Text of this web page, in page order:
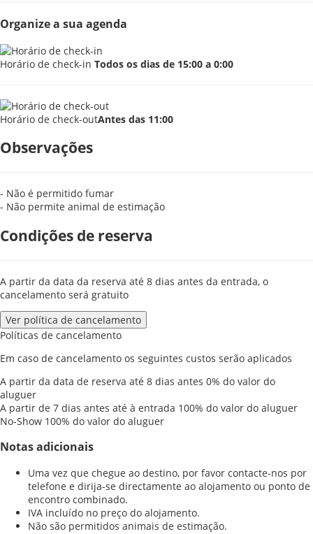
Organize a sua agenda
Horário de check-in Todos os dias de 15:00 a 0:00
Horário de check-outAntes das 11:00
Observações
- Não é permitido fumar
- Não permite animal de estimação
Condições de reserva
A partir da data da reserva até 8 dias antes da entrada, o
cancelamento será gratuito
Ver política de cancelamento
Políticas de cancelamento
Em caso de cancelamento os seguintes custos serão aplicados
A partir da data de reserva até 8 dias antes 0% do valor do
aluguer
A partir de 7 dias antes até à entrada 100% do valor do aluguer
No-Show 100% do valor do aluguer
Notas adicionais
Uma vez que chegue ao destino, por favor contacte-nos por
telefone e dirija-se directamente ao alojamento ou ponto de
encontro combinado.
IVA incluído no preço do alojamento.
Não são permitidos animais de estimação.